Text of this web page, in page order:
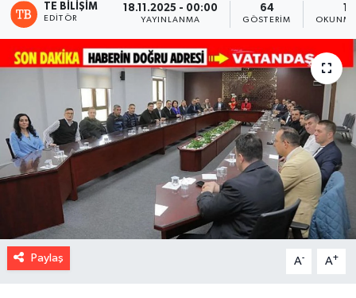
TE BILIŞIM
EDITÖR
18.11.2025 - 00:00
YAYINLANMA
64
GÖSTERIM
Paylaş A- A+